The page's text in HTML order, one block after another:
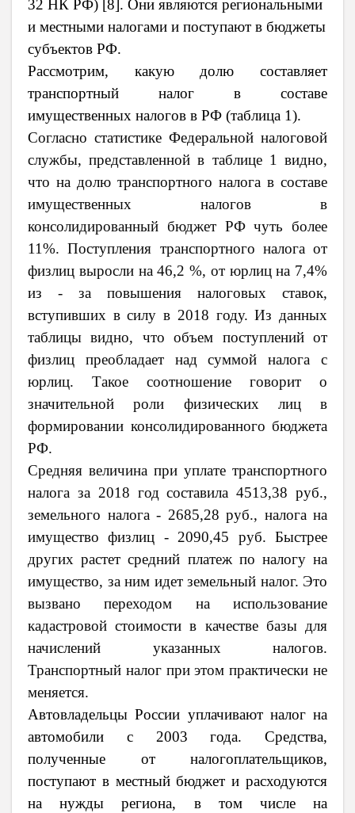
32 НК РФ) [8]. Они являются региональными
и местными налогами и поступают в бюджеты
субъектов РФ.
Рассмотрим, какую долю составляет
транспортный налог в составе
имущественных налогов в РФ (таблица 1).
Согласно статистике Федеральной налоговой
службы, представленной в таблице 1 видно,
что на долю транспортного налога в составе
имущественных налогов в
консолидированный бюджет РФ чуть более
11%. Поступления транспортного налога от
физлиц выросли на 46,2 %, от юрлиц на 7,4%
из - за повышения налоговых ставок,
вступивших в силу в 2018 году. Из данных
таблицы видно, что объем поступлений от
физлиц преобладает над суммой налога с
юрлиц. Такое соотношение говорит о
значительной роли физических лиц в
формировании консолидированного бюджета
РФ.
Средняя величина при уплате транспортного
налога за 2018 год составила 4513,38 руб.,
земельного налога - 2685,28 руб., налога на
имущество физлиц - 2090,45 руб. Быстрее
других растет средний платеж по налогу на
имущество, за ним идет земельный налог. Это
вызвано переходом на использование
кадастровой стоимости в качестве базы для
начислений указанных налогов.
Транспортный налог при этом практически не
меняется.
Автовладельцы России уплачивают налог на
автомобили с 2003 года. Средства,
полученные от налогоплательщиков,
поступают в местный бюджет и расходуются
на нужды региона, в том числе на